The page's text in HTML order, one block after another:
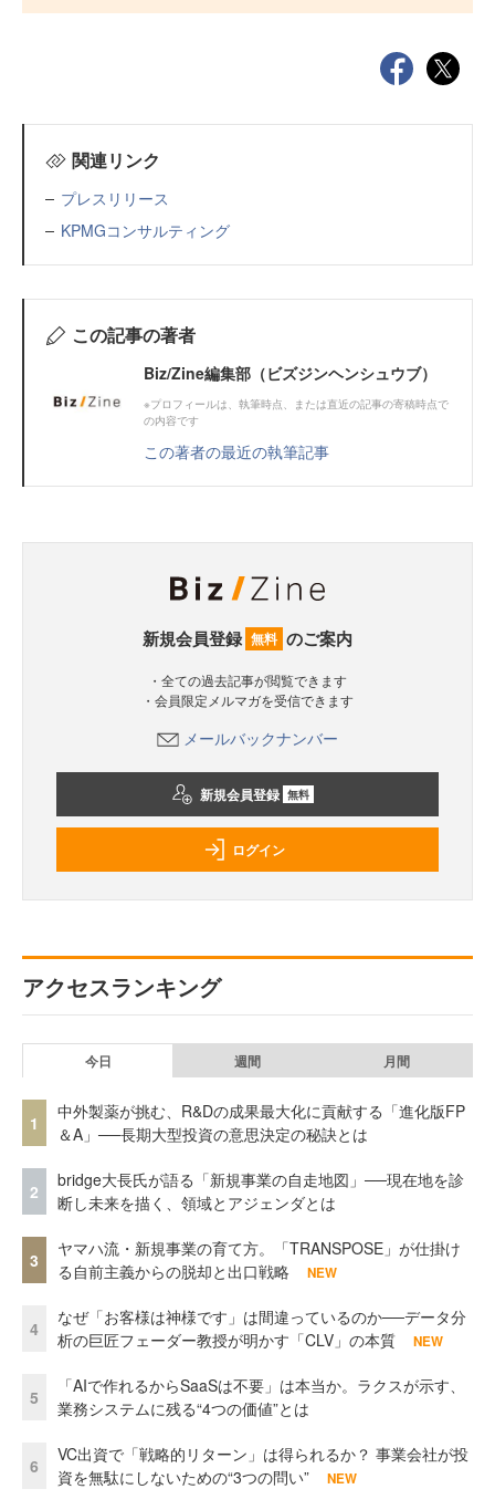
関連リンク
プレスリリース
KPMGコンサルティング
この記事の著者
Biz/Zine編集部（ビズジンヘンシュウブ）
※プロフィールは、執筆時点、または直近の記事の寄稿時点で
の内容です
この著者の最近の執筆記事
新規会員登録 無料 のご案内
・全ての過去記事が閲覧できます
・会員限定メルマガを受信できます
メールバックナンバー
新規会員登録 無料
ログイン
アクセスランキング
今日 週間 月間
1
中外製薬が挑む、R&Dの成果最大化に貢献する「進化版FP
＆A」──長期大型投資の意思決定の秘訣とは
2
bridge大長氏が語る「新規事業の自走地図」──現在地を診
断し未来を描く、領域とアジェンダとは
3
ヤマハ流・新規事業の育て方。「TRANSPOSE」が仕掛け
る自前主義からの脱却と出口戦略
NEW
4
なぜ「お客様は神様です」は間違っているのか──データ分
析の巨匠フェーダー教授が明かす「CLV」の本質
NEW
5
「AIで作れるからSaaSは不要」は本当か。ラクスが示す、
業務システムに残る“4つの価値”とは
6
VC出資で「戦略的リターン」は得られるか？ 事業会社が投
資を無駄にしないための“3つの問い”
NEW